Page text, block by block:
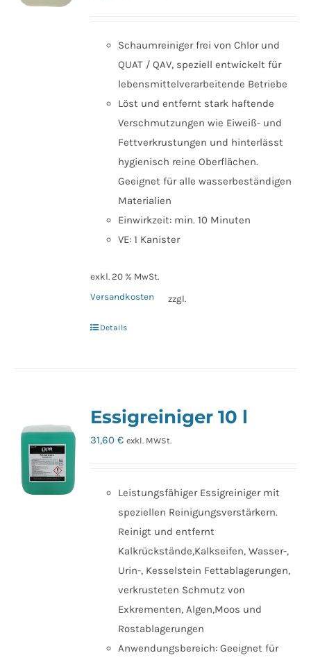
Schaumreiniger frei von Chlor und
QUAT / QAV, speziell entwickelt für
lebensmittelverarbeitende Betriebe
Löst und entfernt stark haftende
Verschmutzungen wie Eiweiß- und
Fettverkrustungen und hinterlässt
hygienisch reine Oberflächen.
Geeignet für alle wasserbeständigen
Materialien
Einwirkzeit: min. 10 Minuten
VE: 1 Kanister
exkl. 20 % MwSt.
zzgl.
Versandkosten
Details
Essigreiniger 10 l
31,60€ exkl. MWSt.
Leistungsfähiger Essigreiniger mit
speziellen Reinigungsverstärkern.
Reinigt und entfernt
Kalkrückstände,Kalkseifen, Wasser-,
Urin-, Kesselstein Fettablagerungen,
verkrusteten Schmutz von
Exkrementen, Algen,Moos und
Rostablagerungen
Anwendungsbereich: Geeignet für